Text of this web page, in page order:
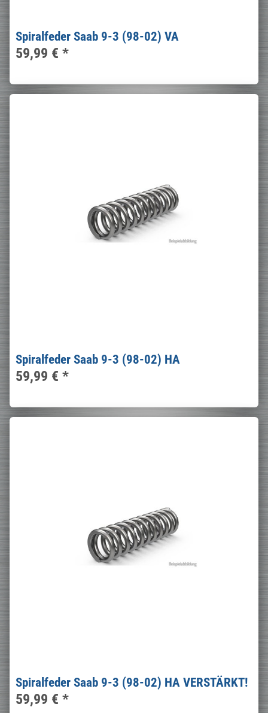
Spiralfeder Saab 9-3 (98-02) VA
59,99 € *
Spiralfeder Saab 9-3 (98-02) HA
59,99 € *
Spiralfeder Saab 9-3 (98-02) HA VERSTÄRKT!
59,99 € *